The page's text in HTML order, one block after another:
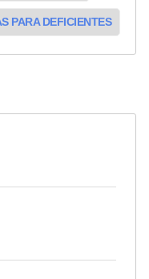
PARA DEFICIENTES